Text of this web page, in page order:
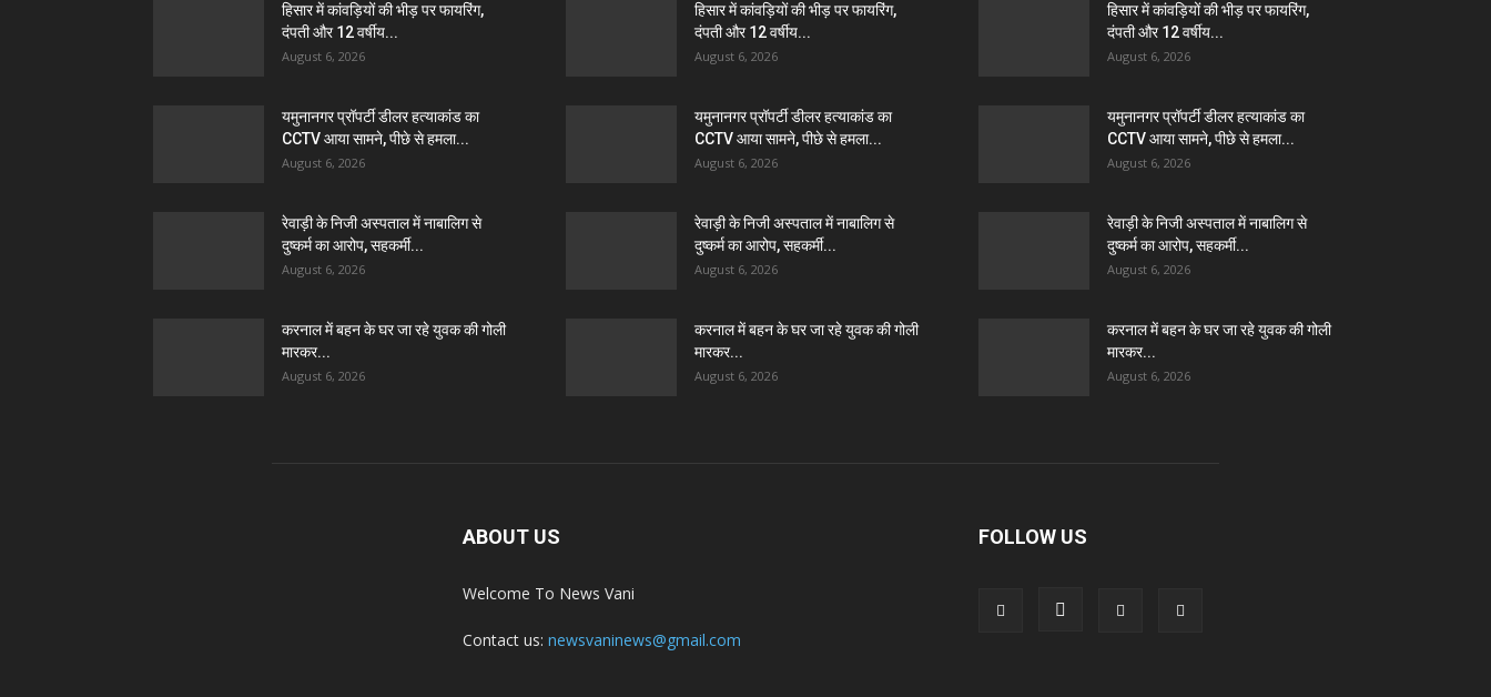
हिसार में कांवड़ियों की भीड़ पर फायरिंग,
दंपती और 12 वर्षीय...
August 6, 2026
यमुनानगर प्रॉपर्टी डीलर हत्याकांड का
CCTV आया सामने, पीछे से हमला...
August 6, 2026
रेवाड़ी के निजी अस्पताल में नाबालिग से
दुष्कर्म का आरोप, सहकर्मी...
August 6, 2026
करनाल में बहन के घर जा रहे युवक की गोली
मारकर...
August 6, 2026
हिसार में कांवड़ियों की भीड़ पर फायरिंग,
दंपती और 12 वर्षीय...
August 6, 2026
यमुनानगर प्रॉपर्टी डीलर हत्याकांड का
CCTV आया सामने, पीछे से हमला...
August 6, 2026
रेवाड़ी के निजी अस्पताल में नाबालिग से
दुष्कर्म का आरोप, सहकर्मी...
August 6, 2026
करनाल में बहन के घर जा रहे युवक की गोली
मारकर...
August 6, 2026
हिसार में कांवड़ियों की भीड़ पर फायरिंग,
दंपती और 12 वर्षीय...
August 6, 2026
यमुनानगर प्रॉपर्टी डीलर हत्याकांड का
CCTV आया सामने, पीछे से हमला...
August 6, 2026
रेवाड़ी के निजी अस्पताल में नाबालिग से
दुष्कर्म का आरोप, सहकर्मी...
August 6, 2026
करनाल में बहन के घर जा रहे युवक की गोली
मारकर...
August 6, 2026
ABOUT US
Welcome To News Vani
Contact us: newsvaninews@gmail.com
FOLLOW US